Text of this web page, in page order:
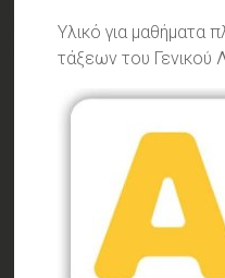
Υλικό για μαθήματα
τάξεων του Γενικού